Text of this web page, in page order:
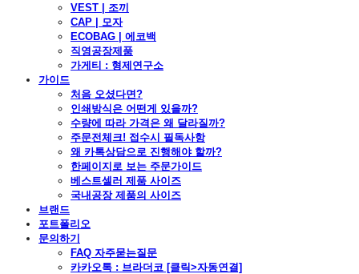
VEST | 조끼
CAP | 모자
ECOBAG | 에코백
직영공장제품
가게티 : 형제연구소
가이드
처음 오셨다면?
인쇄방식은 어떤게 있을까?
수량에 따라 가격은 왜 달라질까?
주문전체크! 접수시 필독사항
왜 카톡상담으로 진행해야 할까?
한페이지로 보는 주문가이드
베스트셀러 제품 사이즈
국내공장 제품의 사이즈
브랜드
포트폴리오
문의하기
FAQ 자주묻는질문
카카오톡 : 브라더코 [클릭>자동연결]